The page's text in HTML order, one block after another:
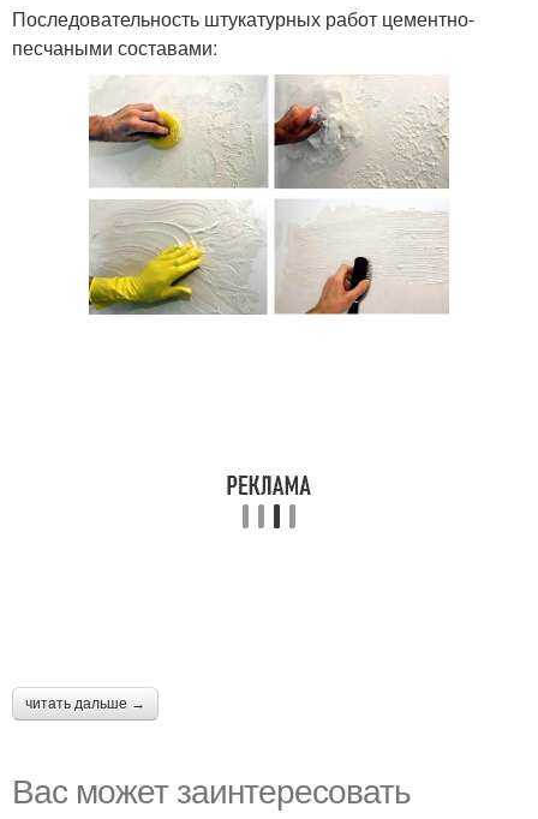
Последовательность штукатурных работ цементно-
песчаными составами:
читать дальше →
Вас может заинтересовать